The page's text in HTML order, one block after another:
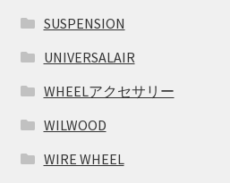
SUSPENSION
UNIVERSALAIR
WHEELアクセサリー
WILWOOD
WIRE WHEEL